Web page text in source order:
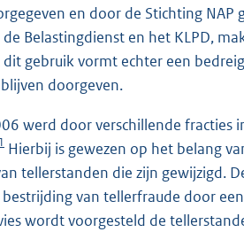
en door de Stichting NAP
Belastingdienst en het KLPD,
gebruik vormt echter een
doorgeven.
werd door verschillende fracties
1 Hierbij is gewezen op het belang
tellerstanden die zijn gewijzigd.
van tellerfraude door
wordt voorgesteld de